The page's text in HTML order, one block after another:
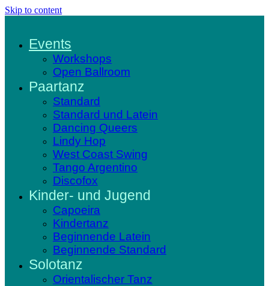
Skip to content
Events
Workshops
Open Ballroom
Paartanz
Standard
Standard und Latein
Dancing Queers
Lindy Hop
West Coast Swing
Tango Argentino
Discofox
Kinder- und Jugend
Capoeira
Kindertanz
Beginnende Latein
Beginnende Standard
Solotanz
Orientalischer Tanz